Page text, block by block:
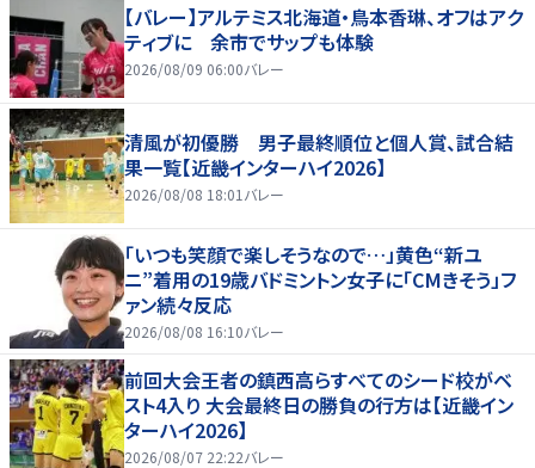
【バレー】アルテミス北海道・鳥本香琳、オフはアク
ティブに 余市でサップも体験
2026/08/09 06:00バレー
清風が初優勝 男子最終順位と個人賞、試合結
果一覧【近畿インターハイ2026】
2026/08/08 18:01 バレー
「いつも笑顔で楽しそうなので…」黄色“新ユ
ニ”着用の19歳バドミントン女子に「CMきそう」フ
ァン続々反応
2026/08/08 16:10バレー
前回大会王者の鎮西高らすべてのシード校がベ
スト4入り 大会最終日の勝負の行方は【近畿イン
ターハイ2026】
2026/08/07 22:22バレー